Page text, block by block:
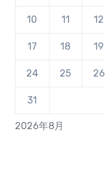
2026年8月
10 11 12
17 18 19
24 25 26
31